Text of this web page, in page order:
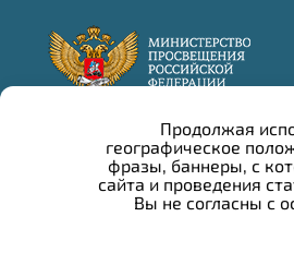
Продолжая
географическое
фразы, баннеры, с
сайта и проведения
Вы не согласны с